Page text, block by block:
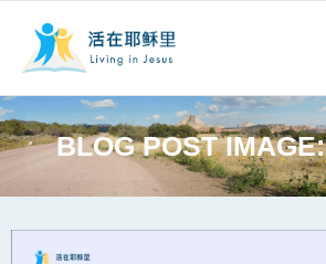
事工概要
阅读文章
BLOG POST IMAGE: